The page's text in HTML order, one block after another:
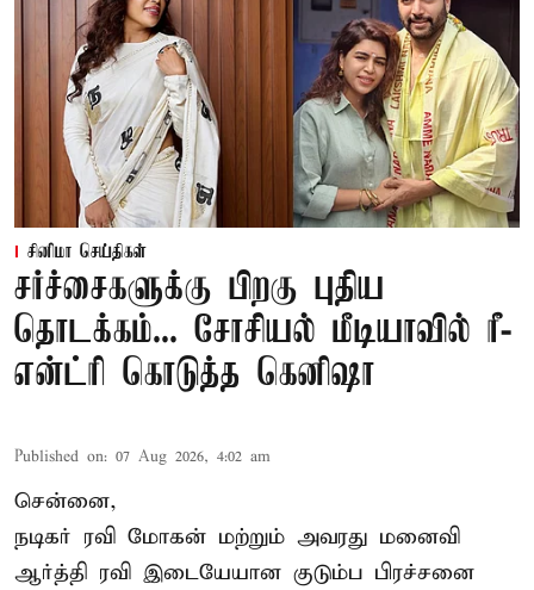
சினிமா செய்திகள்
சர்ச்சைகளுக்கு பிறகு புதிய
தொடக்கம்... சோசியல் மீடியாவில் ரீ-
என்ட்ரி கொடுத்த கெனிஷா
Published on: 07 Aug 2026, 4:02 am
சென்னை,
நடிகர் ரவி மோகன் மற்றும் அவரது மனைவி
ஆர்த்தி ரவி இடையேயான குடும்ப பிரச்சனை